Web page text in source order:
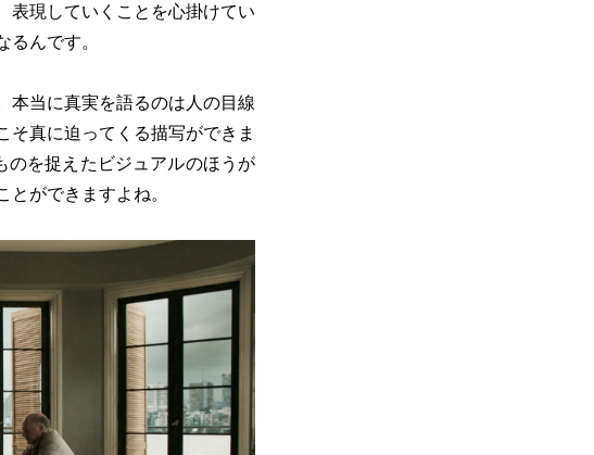
表現していくことを心掛けてい
んです。
当に真実を語るのは人の目線
そ真に迫ってくる描写ができま
のを捉えたビジュアルのほうが
ができますよね。